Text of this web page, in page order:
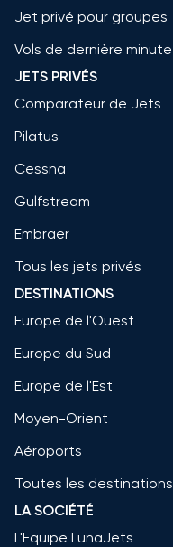
Jet privé pour groupes
Vols de dernière minute
JETS PRIVÉS
Comparateur de Jets
Pilatus
Cessna
Gulfstream
Embraer
Tous les jets privés
DESTINATIONS
Europe de l'Ouest
Europe du Sud
Europe de l'Est
Moyen-Orient
Aéroports
Toutes les destinations
LA SOCIÉTÉ
L'Equipe LunaJets